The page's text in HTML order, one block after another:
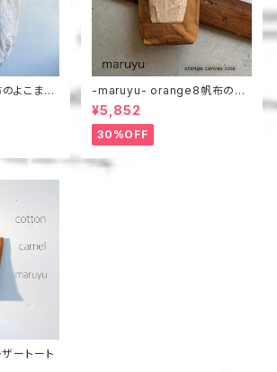
-maruyu- orange8帆布のト
ート
¥5,852
30%OFF
ートート